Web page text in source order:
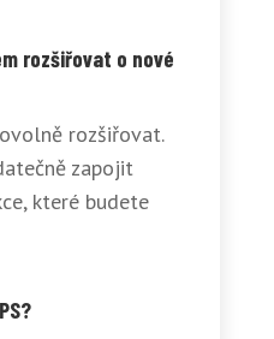
rozšiřovat o nové
rozšiřovat.
zapojit
které budete